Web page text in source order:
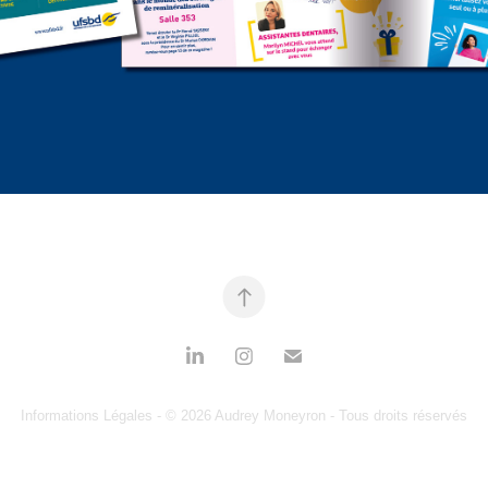
Informations Légales - © 2026 Audrey Moneyron - Tous droits réservés